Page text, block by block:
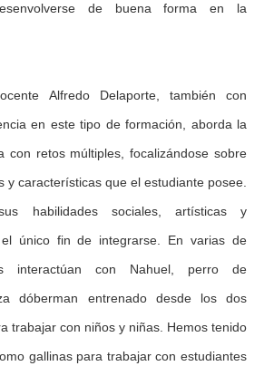
de buena forma en la
Alfredo Delaporte, también con
en este tipo de formación, aborda la
con retos múltiples, focalizándose sobre
y características que el estudiante posee.
habilidades sociales, artísticas y
el único fin de integrarse. En varias de
interactúan con Nahuel, perro de
dóberman entrenado desde los dos
trabajar con niños y niñas. Hemos tenido
gallinas para trabajar con estudiantes